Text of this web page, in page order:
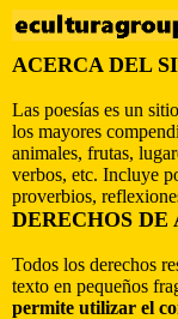
ACERCA DEL
Las poesías es un
los mayores
animales, frutas,
verbos, etc. Incluye
proverbios,
DERECHOS DE
Todos los derechos
texto en pequeños
permite utilizar el